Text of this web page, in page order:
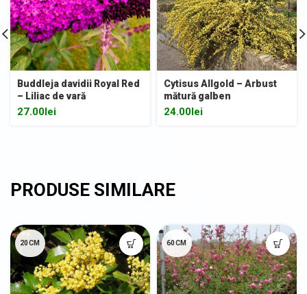
Buddleja davidii Royal Red
– Liliac de vară
27.00 lei
Cytisus Allgold – Arbust
mătură galben
24.00 lei
20CM 60CM